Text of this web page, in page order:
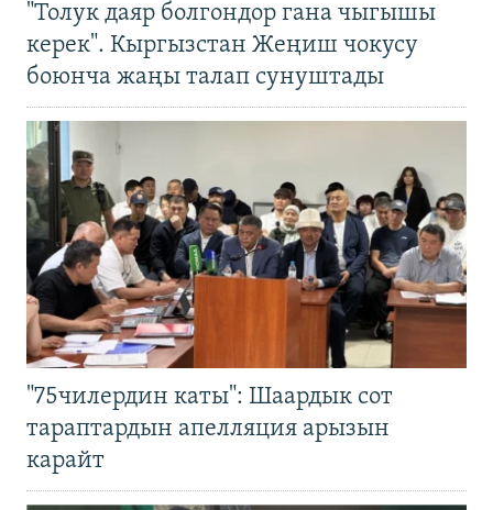
"Толук даяр болгондор гана чыгышы
керек". Кыргызстан Жеңиш чокусу
боюнча жаңы талап сунуштады
"75чилердин каты": Шаардык сот
тараптардын апелляция арызын
карайт